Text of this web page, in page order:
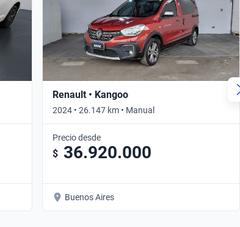
Renault • Kangoo
2024 • 26.147 km • Manual
Precio desde
$ 36.920.000
Buenos Aires